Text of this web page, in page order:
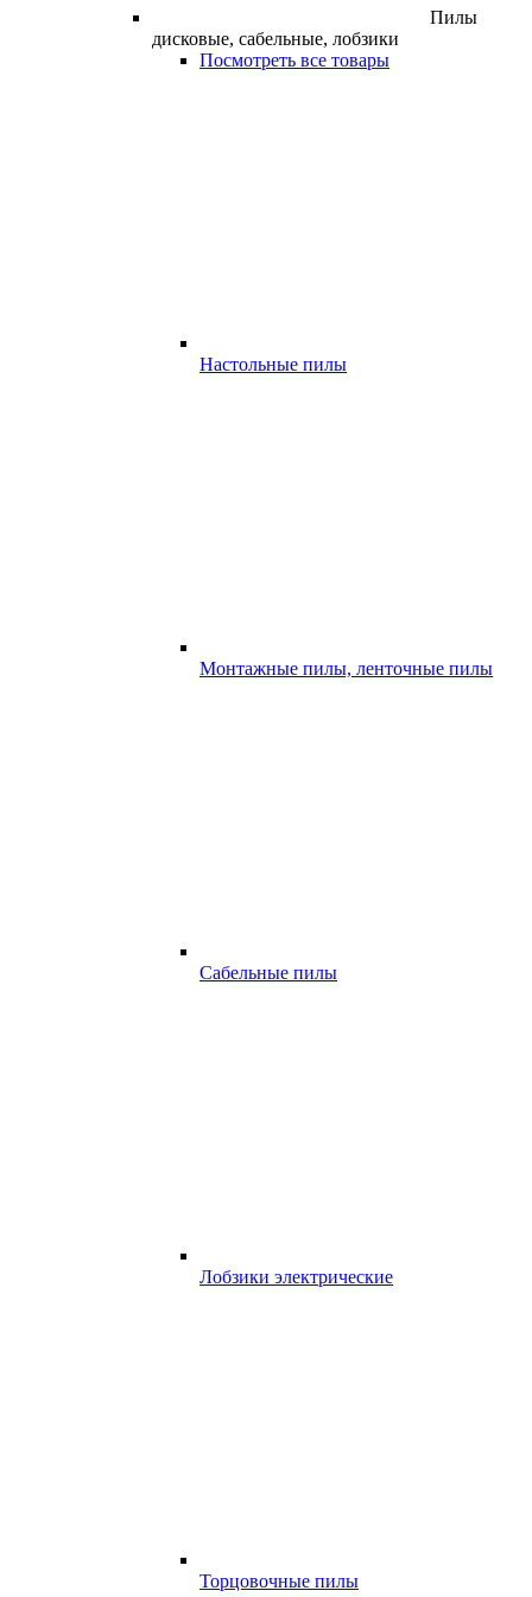
Пилы
дисковые, сабельные, лобзики
Посмотреть все товары
Настольные пилы
Монтажные пилы, ленточные пилы
Сабельные пилы
Лобзики электрические
Торцовочные пилы